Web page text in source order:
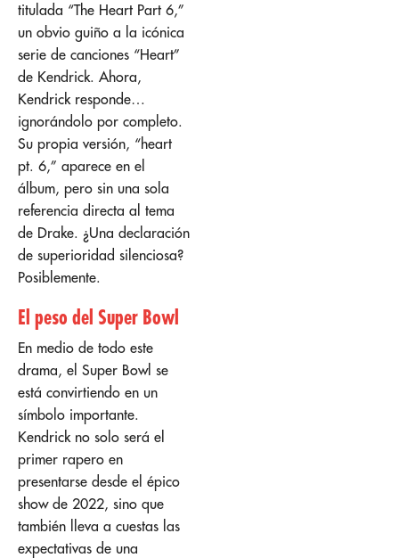
titulada “The Heart Part 6,”
un obvio guiño a la icónica
serie de canciones “Heart”
de Kendrick. Ahora,
Kendrick responde…
ignorándolo por completo.
Su propia versión, “heart
pt. 6,” aparece en el
álbum, pero sin una sola
referencia directa al tema
de Drake. ¿Una declaración
de superioridad silenciosa?
Posiblemente.
El peso del Super Bowl
En medio de todo este
drama, el Super Bowl se
está convirtiendo en un
símbolo importante.
Kendrick no solo será el
primer rapero en
presentarse desde el épico
show de 2022, sino que
también lleva a cuestas las
expectativas de una